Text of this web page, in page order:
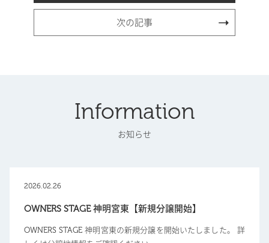
次の記事
Information
お知らせ
2026.02.26
OWNERS STAGE 神明宮東【新規分譲開始】
OWNERS STAGE 神明宮東の新規分譲を開始いたしました。 詳